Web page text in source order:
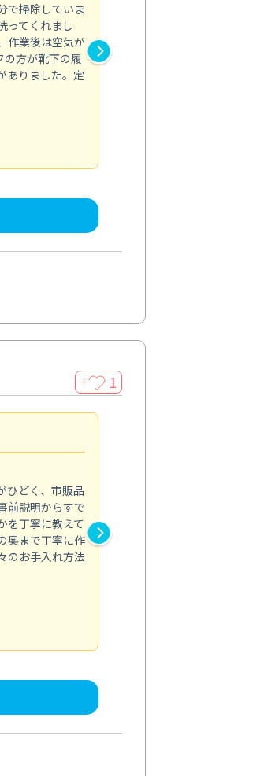
で掃除していま
ってくれまし
作業後は空気が
の方が靴下の履
ありました。定
＋ 1
ひどく、市販品
前説明からすで
を丁寧に教えて
奥まで丁寧に作
のお手入れ方法